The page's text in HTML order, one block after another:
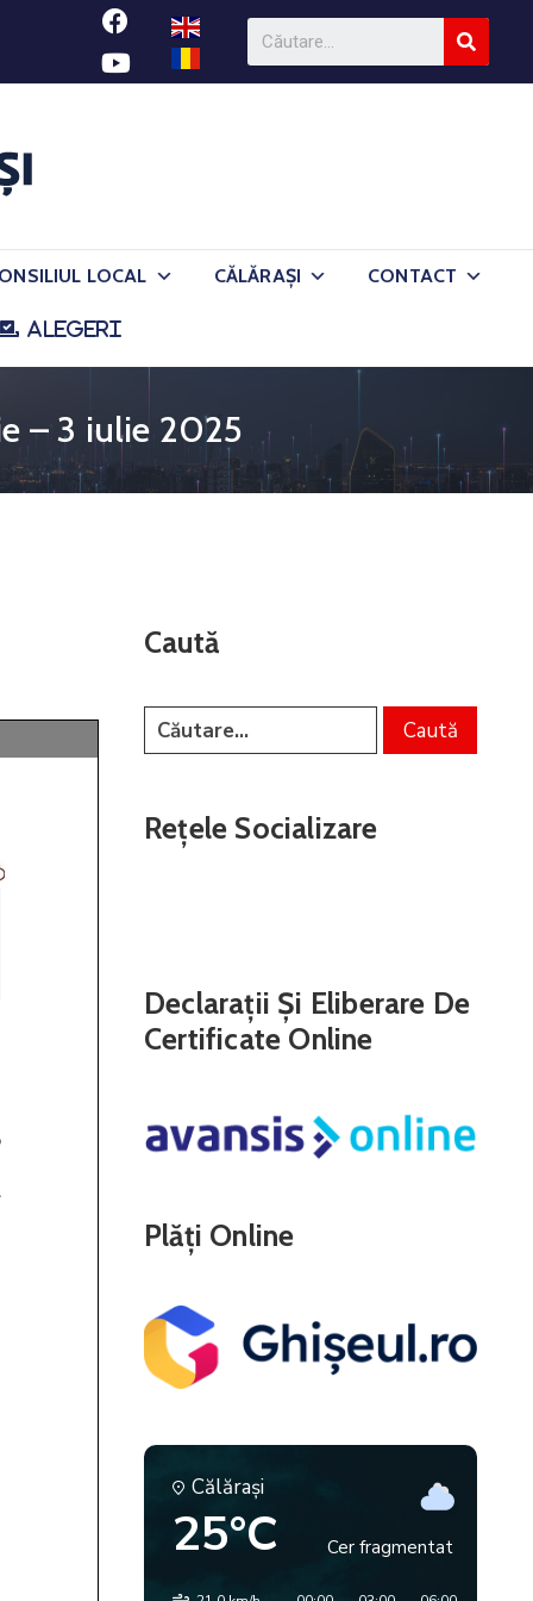
LOCAL CĂLĂRAȘI CONTACT
ALEGERI
– 3 iulie 2025
Caută
Rețele Socializare
Declarații Și Eliberare De
Certificate Online
Plăți Online
Călăraşi
25°C Cer fragmentat